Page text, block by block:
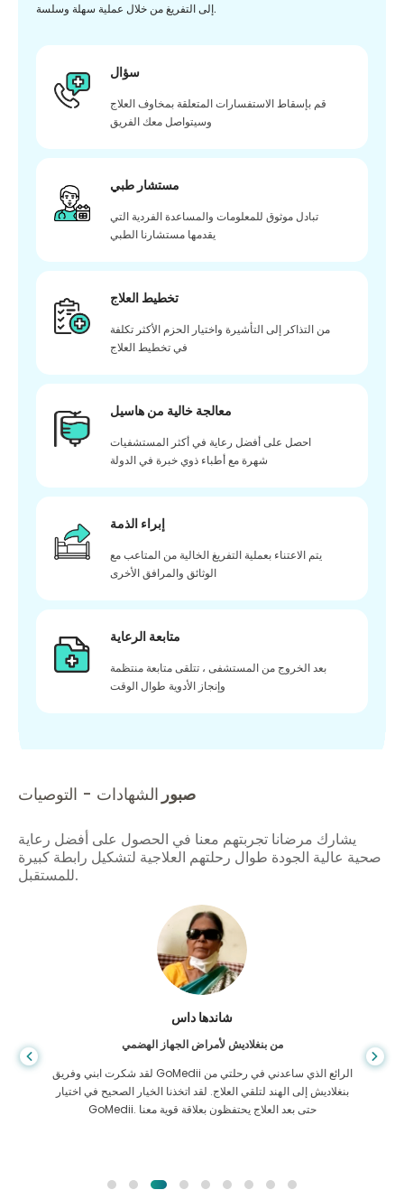
إلى التفريغ من خلال عملية سهلة وسلسة.
سؤال
قم بإسقاط الاستفسارات المتعلقة بمخاوف العلاج
وسيتواصل معك الفريق
مستشار طبي
تبادل موثوق للمعلومات والمساعدة الفردية التي
يقدمها مستشارنا الطبي
تخطيط العلاج
من التذاكر إلى التأشيرة واختيار الحزم الأكثر تكلفة
في تخطيط العلاج
معالجة خالية من هاسيل
احصل على أفضل رعاية في أكثر المستشفيات
شهرة مع أطباء ذوي خبرة في الدولة
إبراء الذمة
يتم الاعتناء بعملية التفريغ الخالية من المتاعب مع
الوثائق والمرافق الأخرى
متابعة الرعاية
بعد الخروج من المستشفى ، تتلقى متابعة منتظمة
وإنجاز الأدوية طوال الوقت
صبور الشهادات - التوصيات
يشارك مرضانا تجربتهم معنا في الحصول على أفضل رعاية
صحية عالية الجودة طوال رحلتهم العلاجية لتشكيل رابطة كبيرة
للمستقبل.
شاندها داس
من بنغلاديش لأمراض الجهاز الهضمي
لقد شكرت ابني وفريق GoMedii الرائع الذي ساعدني في رحلتي من
بنغلاديش إلى الهند لتلقي العلاج. لقد اتخذنا الخيار الصحيح في اختيار
GoMedii. حتى بعد العلاج يحتفظون بعلاقة قوية معنا